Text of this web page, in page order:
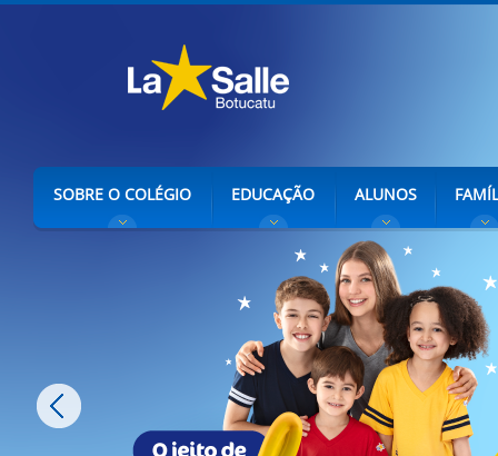
SOBRE O COLÉGIO EDUCAÇÃO ALUNOS